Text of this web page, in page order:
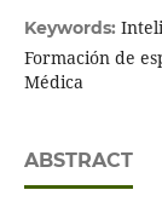
Keywords:
Formación de
Médica
ABSTRACT